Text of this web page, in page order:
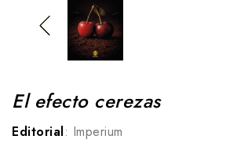
El efecto cerezas
Editorial: Imperium